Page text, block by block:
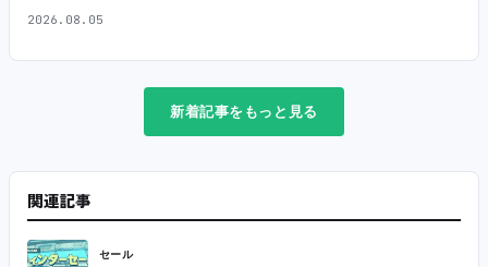
2026.08.05
新着記事をもっと見る
関連記事
セール